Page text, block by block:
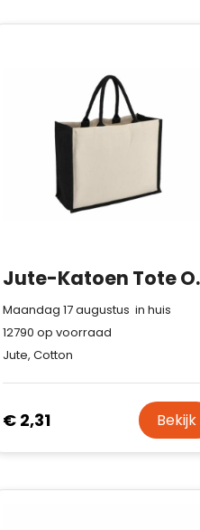
Jute-
Maandag 17 augustus in huis
12790 op voorraad
Jute, Cotton
€ 2,31 Bekijk